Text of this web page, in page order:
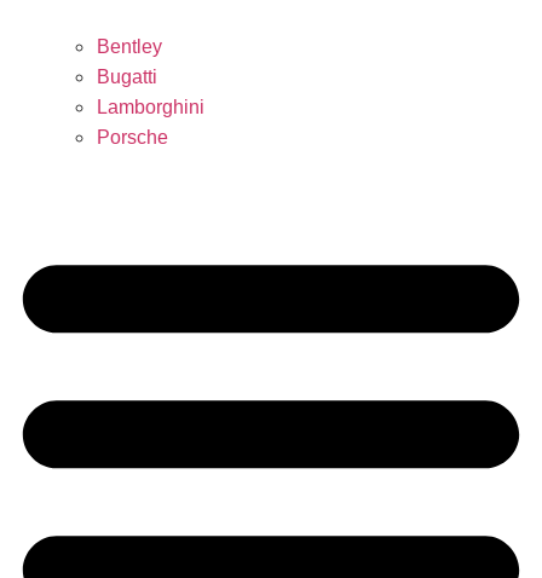
Bentley
Bugatti
Lamborghini
Porsche